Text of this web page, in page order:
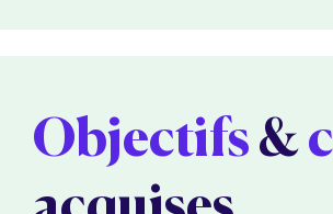
Objectifs &